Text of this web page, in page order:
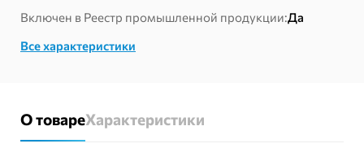
Включен в Реестр промышленной продукции:Да
Все характеристики
О товареХарактеристики